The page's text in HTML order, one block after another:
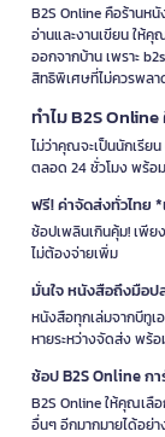
B2S Online คือร้านห
อ่านและงานเขียน ให้
ออกจากบ้าน เพราะ
สิทธิพิเศษที่ไม่ควรพลา
ทำไม B2S
ไม่ว่าคุณจะเป็นนักเรี
ตลอด 24 ชั่วโมง พร้อ
ฟรี! ค่าจัดส่งทั่วไทย
ช้อปเพลินเกินคุ้ม! เพี
ไม่ต้องจ่ายเพิ่ม
มั่นใจ หนังสือถึงมือ
หนังสือทุกเล่มจากบีทูเ
หายระหว่างจัดส่ง พ
ช้อป B2S Online ก
B2S Online ให้คุณเลื
อื่นๆ อีกมากมายได้อย่